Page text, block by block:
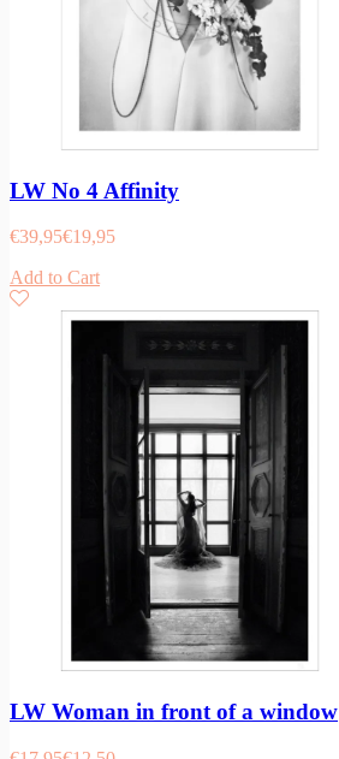
LW No 4 Affinity
€39,95€19,95
Add to Cart
LW Woman in front of a window